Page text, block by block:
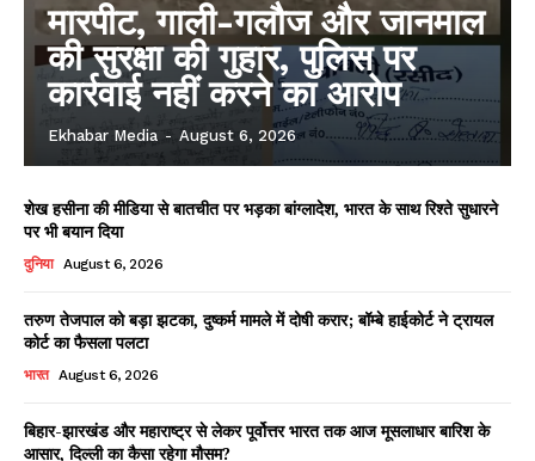
मारपीट, गाली-गलौज और जानमाल
की सुरक्षा की गुहार, पुलिस पर
कार्रवाई नहीं करने का आरोप
Ekhabar Media - August 6, 2026
शेख हसीना की मीडिया से बातचीत पर भड़का बांग्लादेश, भारत के साथ रिश्ते सुधारने
पर भी बयान दिया
दुनिया August 6, 2026
तरुण तेजपाल को बड़ा झटका, दुष्कर्म मामले में दोषी करार; बॉम्बे हाईकोर्ट ने ट्रायल
कोर्ट का फैसला पलटा
भारत August 6, 2026
बिहार-झारखंड और महाराष्ट्र से लेकर पूर्वोत्तर भारत तक आज मूसलाधार बारिश के
आसार, दिल्ली का कैसा रहेगा मौसम?